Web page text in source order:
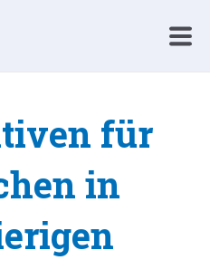
für
in